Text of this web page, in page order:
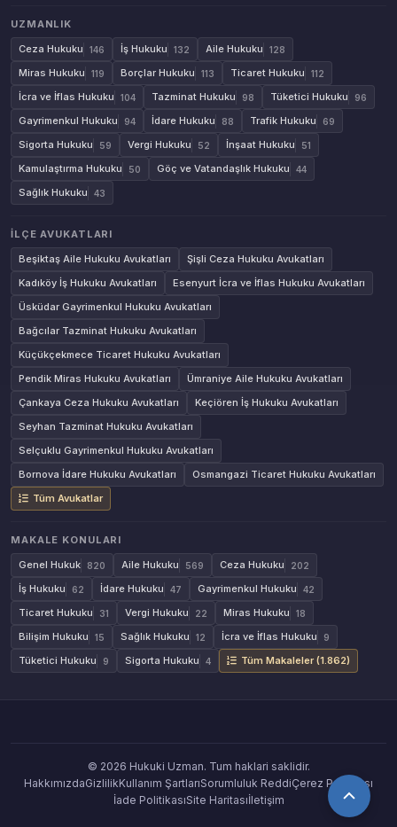
UZMANLIK
Ceza Hukuku
146 İş Hukuku 132 Aile Hukuku 128
Miras Hukuku 119 Borçlar Hukuku 113 Ticaret Hukuku 112
İcra ve İflas Hukuku 104 Tazminat Hukuku 98 Tüketici Hukuku 96
Gayrimenkul Hukuku 94 İdare Hukuku 88 Trafik Hukuku 69
Sigorta Hukuku 59 Vergi Hukuku 52 İnşaat Hukuku 51
Kamulaştırma Hukuku 50 Göç ve Vatandaşlık Hukuku 44
Sağlık Hukuku 43
İLÇE AVUKATLARI
Beşiktaş Aile Hukuku Avukatları
Şişli Ceza Hukuku Avukatları
Kadıköy İş Hukuku Avukatları
Esenyurt İcra ve İflas Hukuku Avukatları
Üsküdar Gayrimenkul Hukuku Avukatları
Bağcılar Tazminat Hukuku Avukatları
Küçükçekmece Ticaret Hukuku Avukatları
Pendik Miras Hukuku Avukatları
Ümraniye Aile Hukuku Avukatları
Çankaya Ceza Hukuku Avukatları
Keçiören İş Hukuku Avukatları
Seyhan Tazminat Hukuku Avukatları
Selçuklu Gayrimenkul Hukuku Avukatları
Bornova İdare Hukuku Avukatları
Osmangazi Ticaret Hukuku Avukatları
Tüm Avukatlar
MAKALE KONULARI
Genel Hukuk
820 Aile Hukuku 569 Ceza Hukuku 202
İş Hukuku 62 İdare Hukuku 47 Gayrimenkul Hukuku 42
Ticaret Hukuku 31 Vergi Hukuku 22 Miras Hukuku 18
Bilişim Hukuku 15 Sağlık Hukuku 12 İcra ve İflas Hukuku 9
Tüketici Hukuku 9 Sigorta Hukuku 4 Tüm Makaleler (1.862)
© 2026 Hukuki Uzman. Tum haklari saklidir.
HakkımızdaGizlilikKullanım ŞartlarıSorumluluk ReddiÇerez Politikası
İade PolitikasıSite Haritasıİletişim